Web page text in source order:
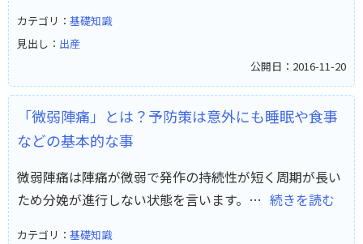
カテゴリ： 基礎知識
見出し： 出産
公開日：2016-11-20
「微弱陣痛」とは？予防策は意外にも睡眠や食事
などの基本的な事
微弱陣痛は陣痛が微弱で発作の持続性が短く周期が長い
ため分娩が進行しない状態を言います。… 続きを読む
カテゴリ： 基礎知識